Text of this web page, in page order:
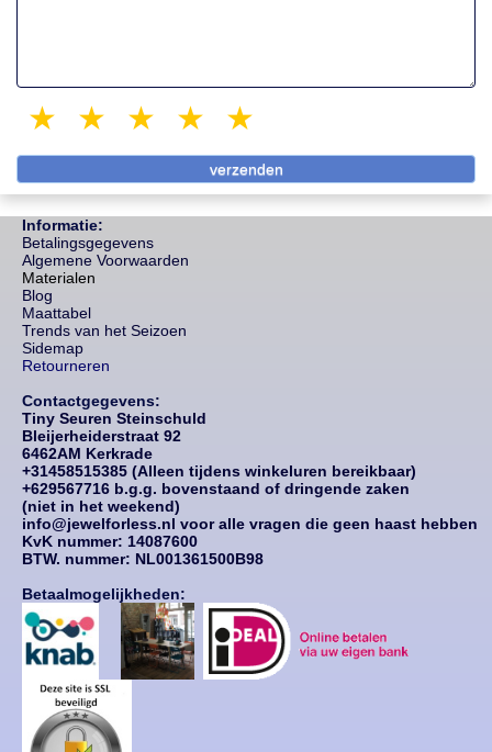
4 stars
3 stars
2 stars
1 star
Informatie:
Betalingsgegevens
Algemene Voorwaarden
Materialen
Blog
Maattabel
Trends van het Seizoen
Sidemap
Retourneren
Contactgegevens:
Tiny Seuren Steinschuld
Bleijerheiderstraat 92
6462AM Kerkrade
+31458515385 (Alleen tijdens winkeluren bereikbaar)
+629567716 b.g.g. bovenstaand of dringende zaken
(niet in het weekend)
info@jewelforless.nl voor alle vragen die geen haast hebben
KvK nummer: 14087600
BTW. nummer: NL001361500B98
Betaalmogelijkheden: